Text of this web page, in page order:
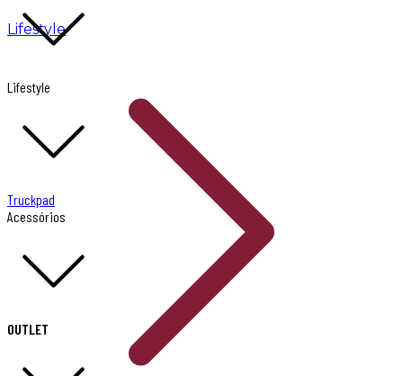
Lifestyle
Truckpad
Acessórios
OUTLET
Lifestyle